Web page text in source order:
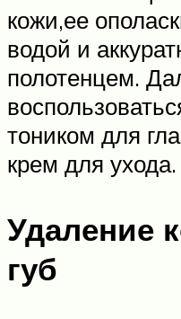
кожи,ее
водой и
полотенцем.
тоником для
крем для ухода.
Удаление
губ